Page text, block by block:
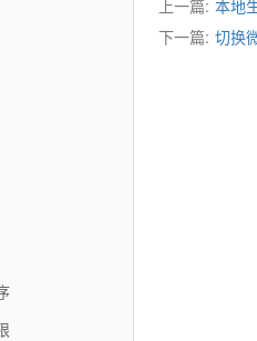
上一篇: 本地
下一篇: 切换